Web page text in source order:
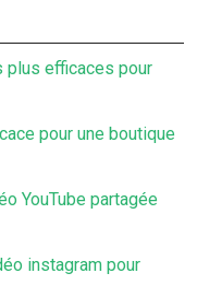
plus efficaces pour
pour une boutique
YouTube partagée
instagram pour